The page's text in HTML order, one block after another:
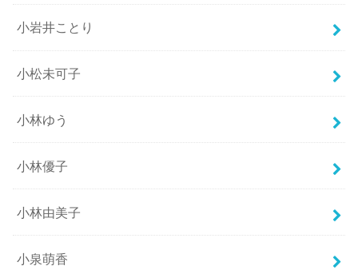
小岩井ことり
小松未可子
小林ゆう
小林優子
小林由美子
小泉萌香